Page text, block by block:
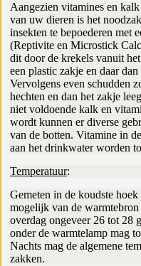
Aangezien vitamines en
van uw dieren is het
insekten te bepoederen met
(Reptivite en Microstick
dit door de krekels vanuit
een plastic zakje en daar
Vervolgens even schudden
hechten en dan het zakje
niet voldoende kalk en
wordt kunnen er diverse
van de botten. Vitamine in
aan het drinkwater worden
Temperatuur:
Gemeten in de koudste
mogelijk van de
overdag ongeveer 26 tot 28
onder de warmtelamp mag
Nachts mag de algemene
zakken.